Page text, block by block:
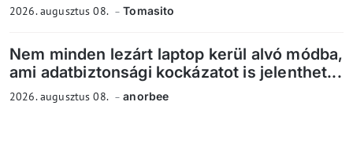
2026. augusztus 08. Tomasito
Nem minden lezárt laptop kerül alvó módba,
ami adatbiztonsági kockázatot is jelenthet...
2026. augusztus 08. anorbee